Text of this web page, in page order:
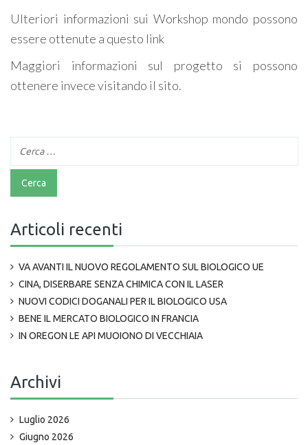
Ulteriori informazioni sui Workshop mondo possono
essere ottenute a questo link
Maggiori informazioni sul progetto si possono
ottenere invece visitando il sito.
Articoli recenti
VA AVANTI IL NUOVO REGOLAMENTO SUL BIOLOGICO UE
CINA, DISERBARE SENZA CHIMICA CON IL LASER
NUOVI CODICI DOGANALI PER IL BIOLOGICO USA
BENE IL MERCATO BIOLOGICO IN FRANCIA
IN OREGON LE API MUOIONO DI VECCHIAIA
Archivi
Luglio 2026
Giugno 2026